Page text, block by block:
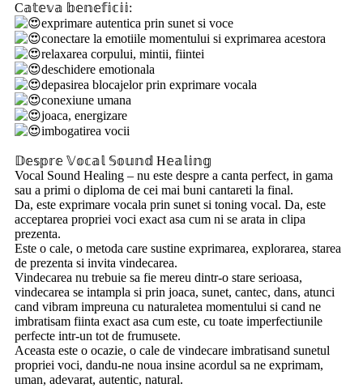
C𝕒𝕥𝕖𝕧𝕒 𝕓𝕖𝕟𝕖𝕗𝕚𝕔𝕚𝕚:
exprimare autentica prin sunet si voce
conectare la emotiile momentului si exprimarea acestora
relaxarea corpului, mintii, fiintei
deschidere emotionala
depasirea blocajelor prin exprimare vocala
conexiune umana
joaca, energizare
imbogatirea vocii
𝔻𝕖𝕤𝕡𝕣𝕖 𝕍𝕠𝕔𝕒𝕝 𝕊𝕠𝕦𝕟𝕕 H𝕖𝕒𝕝𝕚𝕟𝕘
Vocal Sound Healing – nu este despre a canta perfect, in gama
sau a primi o diploma de cei mai buni cantareti la final.
Da, este exprimare vocala prin sunet si toning vocal. Da, este
acceptarea propriei voci exact asa cum ni se arata in clipa
prezenta.
Este o cale, o metoda care sustine exprimarea, explorarea, starea
de prezenta si invita vindecarea.
Vindecarea nu trebuie sa fie mereu dintr-o stare serioasa,
vindecarea se intampla si prin joaca, sunet, cantec, dans, atunci
cand vibram impreuna cu naturaletea momentului si cand ne
imbratisam fiinta exact asa cum este, cu toate imperfectiunile
perfecte intr-un tot de frumusete.
Aceasta este o ocazie, o cale de vindecare imbratisand sunetul
propriei voci, dandu-ne noua insine acordul sa ne exprimam,
uman, adevarat, autentic, natural.